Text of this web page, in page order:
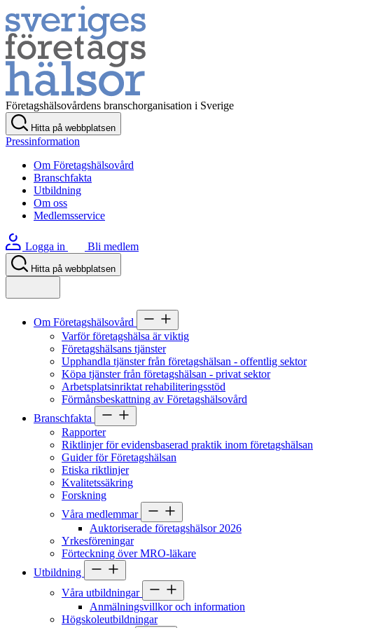
Företagshälsovårdens branschorganisation i Sverige
Hitta på webbplatsen
Pressinformation
Om Företagshälsovård
Branschfakta
Utbildning
Om oss
Medlemsservice
Logga in Bli medlem
Hitta på webbplatsen
Om Företagshälsovård
Varför företagshälsa är viktig
Företagshälsans tjänster
Upphandla tjänster från företagshälsan - offentlig sektor
Köpa tjänster från företagshälsan - privat sektor
Arbetsplatsinriktat rehabiliteringsstöd
Förmånsbeskattning av Företagshälsovård
Branschfakta
Rapporter
Riktlinjer för evidensbaserad praktik inom företagshälsan
Guider för Företagshälsan
Etiska riktlinjer
Kvalitetssäkring
Forskning
Våra medlemmar
Auktoriserade företagshälsor 2026
Yrkesföreningar
Förteckning över MRO-läkare
Utbildning
Våra utbildningar
Anmälningsvillkor och information
Högskoleutbildningar